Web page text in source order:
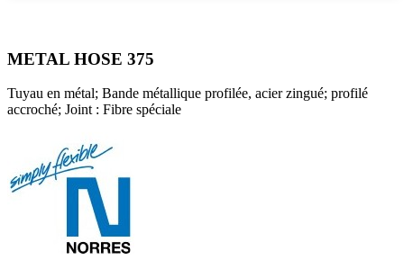
METAL HOSE 375
Tuyau en métal; Bande métallique profilée, acier zingué; profilé
accroché; Joint : Fibre spéciale